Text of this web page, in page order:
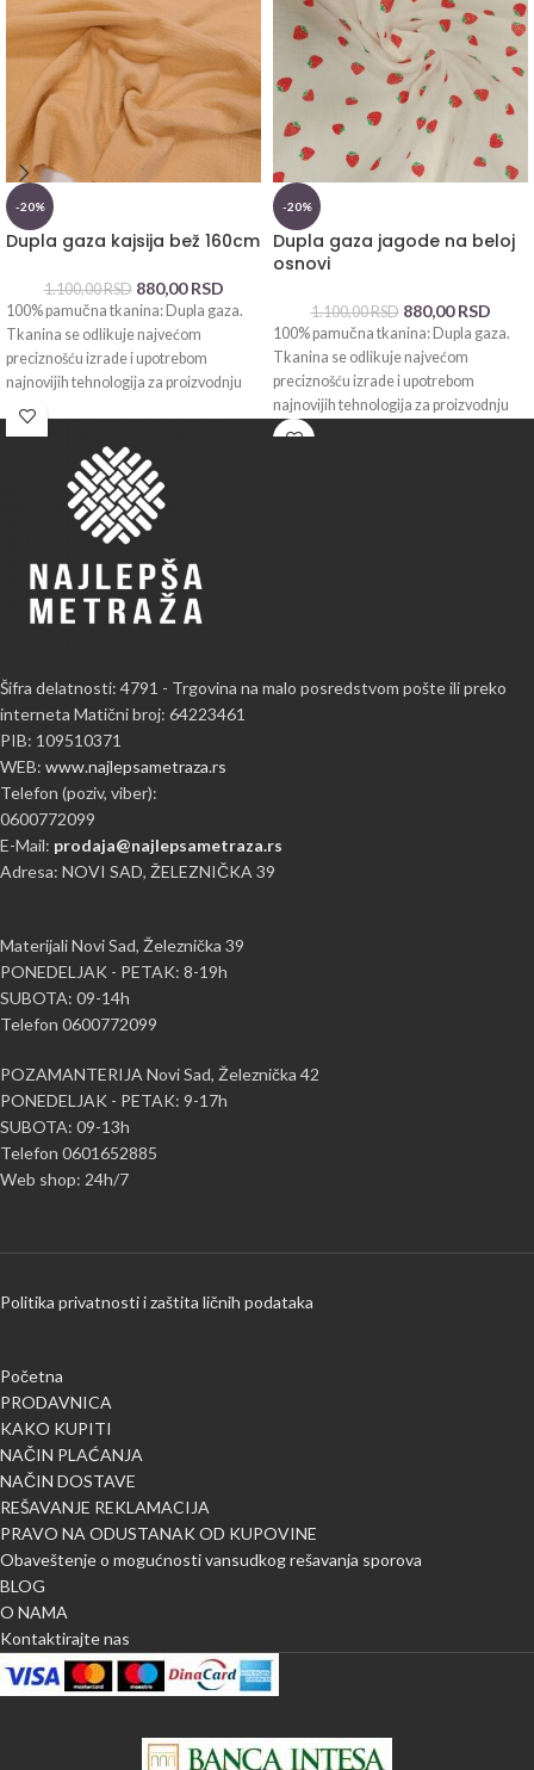
-20%
Dupla gaza kajsija bež 160cm
1.100,00RSD 880,00RSD
100% pamučna tkanina: Dupla gaza.
Tkanina se odlikuje najvećom
preciznošću izrade i upotrebom
najnovijih tehnologija za proizvodnju
pamuka. Dva mekana
-20%
Dupla gaza jagode na beloj
osnovi
1.100,00RSD 880,00RSD
100% pamučna tkanina: Dupla gaza.
Tkanina se odlikuje najvećom
preciznošću izrade i upotrebom
najnovijih tehnologija za proizvodnju
pamuka. Dva mekana
Šifra delatnosti: 4791 - Trgovina na malo posredstvom pošte ili preko
interneta Matični broj: 64223461
PIB: 109510371
WEB: www.najlepsametraza.rs
Telefon (poziv, viber):
0600772099
E-Mail: prodaja@najlepsametraza.rs
Adresa: NOVI SAD, ŽELEZNIČKA 39
Materijali Novi Sad, Železnička 39
PONEDELJAK - PETAK: 8-19h
SUBOTA: 09-14h
Telefon 0600772099
POZAMANTERIJA Novi Sad, Železnička 42
PONEDELJAK - PETAK: 9-17h
SUBOTA: 09-13h
Telefon 0601652885
Web shop: 24h/7
Politika privatnosti i zaštita ličnih podataka
Početna
PRODAVNICA
KAKO KUPITI
NAČIN PLAĆANJA
NAČIN DOSTAVE
REŠAVANJE REKLAMACIJA
PRAVO NA ODUSTANAK OD KUPOVINE
Obaveštenje o mogućnosti vansudkog rešavanja sporova
BLOG
O NAMA
Kontaktirajte nas